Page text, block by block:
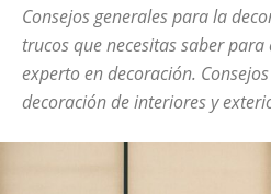
Consejos generales para la
trucos que necesitas saber
experto en decoración.
decoración de interiores y